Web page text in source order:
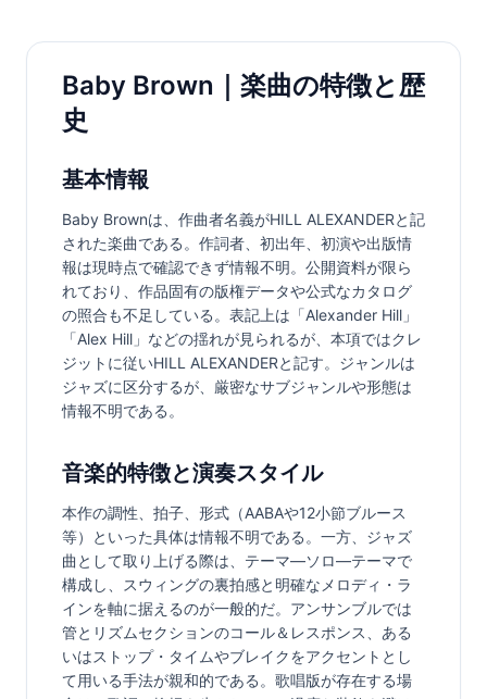
Baby Brown｜楽曲の特徴と歴
史
基本情報
Baby Brownは、作曲者名義がHILL ALEXANDERと記
された楽曲である。作詞者、初出年、初演や出版情
報は現時点で確認できず情報不明。公開資料が限ら
れており、作品固有の版権データや公式なカタログ
の照合も不足している。表記上は「Alexander Hill」
「Alex Hill」などの揺れが見られるが、本項ではクレ
ジットに従いHILL ALEXANDERと記す。ジャンルは
ジャズに区分するが、厳密なサブジャンルや形態は
情報不明である。
音楽的特徴と演奏スタイル
本作の調性、拍子、形式（AABAや12小節ブルース
等）といった具体は情報不明である。一方、ジャズ
曲として取り上げる際は、テーマ—ソロ—テーマで
構成し、スウィングの裏拍感と明確なメロディ・ラ
インを軸に据えるのが一般的だ。アンサンブルでは
管とリズムセクションのコール＆レスポンス、ある
いはストップ・タイムやブレイクをアクセントとし
て用いる手法が親和的である。歌唱版が存在する場